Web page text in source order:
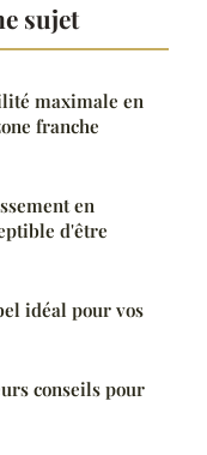
sujet
maximale en
franche
en
d'être
idéal pour vos
conseils pour